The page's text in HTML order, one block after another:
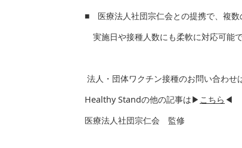
■ 医療法人社団宗仁会との提携で、複数
実施日や接種人数にも柔軟に対応可能で
法人・団体ワクチン接種のお問い合わせ
Healthy Standの他の記事は▶ こちら ◀
医療法人社団宗仁会 監修